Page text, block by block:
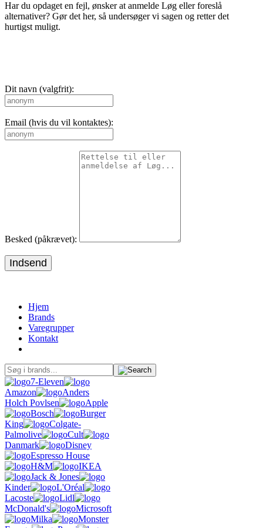
Har du opdaget en fejl, ønsker at anmelde Løg eller foreslå
alternativer? Gør det her, så undersøger vi sagen og retter det
hurtigst muligt.
Dit navn (valgfrit):
Email (hvis du vil kontaktes):
Besked (påkrævet):
Indsend
Hjem
Brands
Varegrupper
Kontakt
7-Eleven
Amazon
Anders
Holch Povlsen
Apple
Bosch
Burger
King
Colgate-
Palmolive
Cult
Danmark
Disney
Espresso House
H&M
IKEA
Jack & Jones
Kinder
L'Oréal
Lacoste
Lidl
McDonald's
Microsoft
Milka
Monster